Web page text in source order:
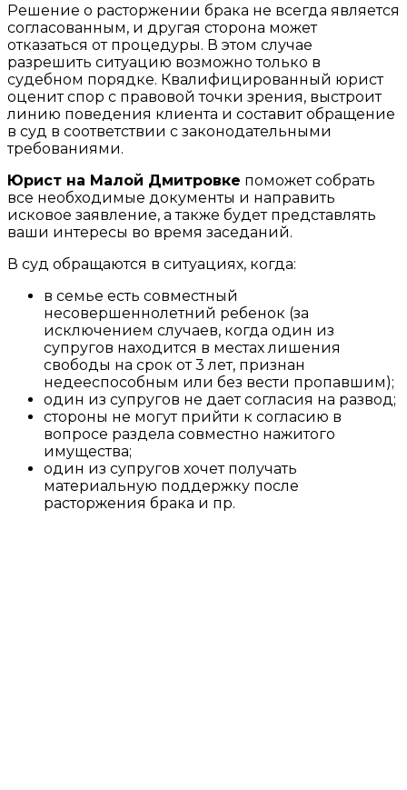
Решение о расторжении брака не всегда является
согласованным, и другая сторона может
отказаться от процедуры. В этом случае
разрешить ситуацию возможно только в
судебном порядке. Квалифицированный юрист
оценит спор с правовой точки зрения, выстроит
линию поведения клиента и составит обращение
в суд в соответствии с законодательными
требованиями.
Юрист на Малой Дмитровке поможет собрать
все необходимые документы и направить
исковое заявление, а также будет представлять
ваши интересы во время заседаний.
В суд обращаются в ситуациях, когда:
в семье есть совместный
несовершеннолетний ребенок (за
исключением случаев, когда один из
супругов находится в местах лишения
свободы на срок от 3 лет, признан
недееспособным или без вести пропавшим);
один из супругов не дает согласия на развод;
стороны не могут прийти к согласию в
вопросе раздела совместно нажитого
имущества;
один из супругов хочет получать
материальную поддержку после
расторжения брака и пр.